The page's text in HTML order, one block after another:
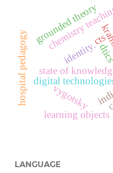
identity.
state of
digital
chemistry
vygotsky
cts
grounded theory
hospital pedagogy
learning objects
LANGUAGE